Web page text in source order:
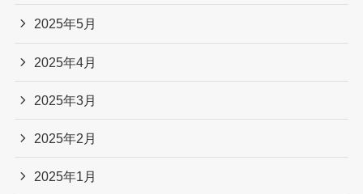
2025年5月
2025年4月
2025年3月
2025年2月
2025年1月